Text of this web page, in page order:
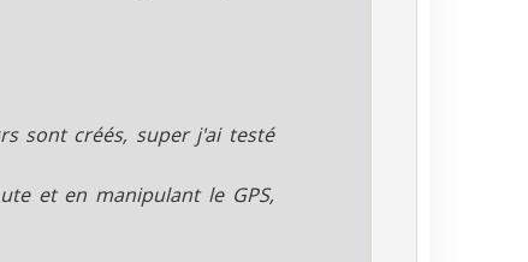
sont créés, super j'ai testé
et en manipulant le GPS,